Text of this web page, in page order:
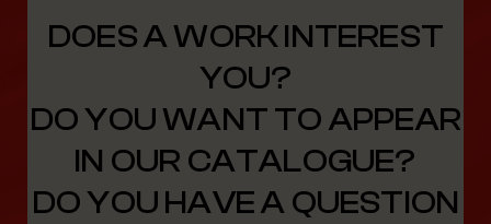
DOES A WORK INTEREST
YOU?
DO YOU WANT TO APPEAR
IN OUR CATALOGUE?
DO YOU HAVE A QUESTION